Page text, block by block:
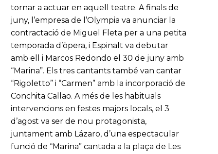
tornar a actuar en aquell teatre. A finals de
juny, l’empresa de l’Olympia va anunciar la
contractació de Miguel Fleta per a una petita
temporada d’òpera, i Espinalt va debutar
amb ell i Marcos Redondo el 30 de juny amb
“Marina”. Els tres cantants també van cantar
“Rigoletto” i “Carmen” amb la incorporació de
Conchita Callao. A més de les habituals
intervencions en festes majors locals, el 3
d’agost va ser de nou protagonista,
juntament amb Lázaro, d’una espectacular
funció de “Marina” cantada a la plaça de Les